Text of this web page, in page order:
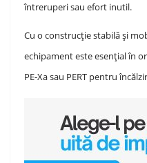
întreruperi sau efort inutil.
Cu o construcție stabilă și
echipament este esențial în
PE-Xa sau PERT pentru